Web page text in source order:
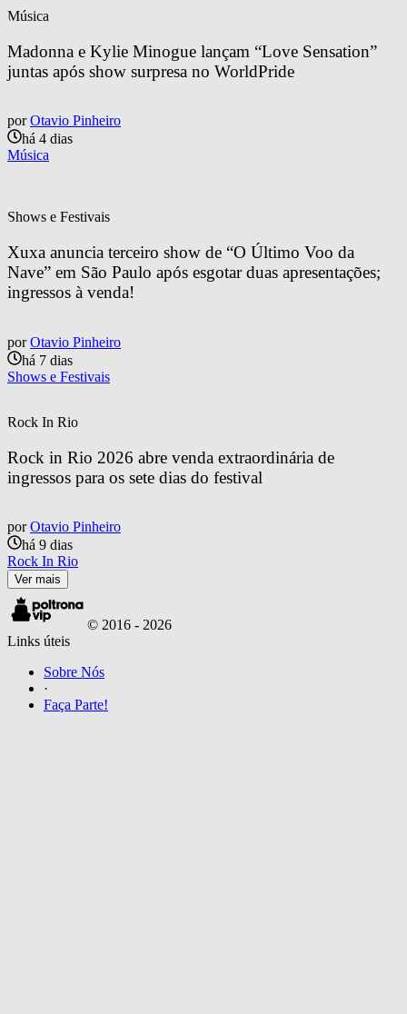
Música
Madonna e Kylie Minogue lançam “Love Sensation”
juntas após show surpresa no WorldPride
por Otavio Pinheiro
há 4 dias
Música
Shows e Festivais
Xuxa anuncia terceiro show de “O Último Voo da
Nave” em São Paulo após esgotar duas apresentações;
ingressos à venda!
por Otavio Pinheiro
há 7 dias
Shows e Festivais
Rock In Rio
Rock in Rio 2026 abre venda extraordinária de
ingressos para os sete dias do festival
por Otavio Pinheiro
há 9 dias
Rock In Rio
Ver mais
© 2016 - 2026
Links úteis
Sobre Nós
·
Faça Parte!